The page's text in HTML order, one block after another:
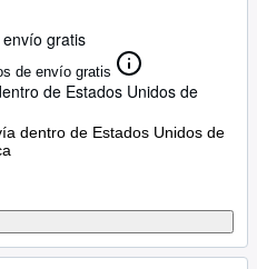
gratis
de envío gratis
de Estados Unidos de
dentro de Estados Unidos de